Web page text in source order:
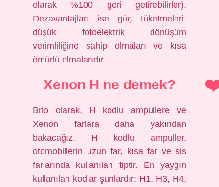
olarak %100 geri getirebilirler).
Dezavantajları ise güç tüketmeleri,
düşük fotoelektrik dönüşüm
verimliliğine sahip olmaları ve kısa
ömürlü olmalarıdır.
Xenon H ne demek?
Brio olarak, H kodlu ampullere ve
Xenon farlara daha yakından
bakacağız. H kodlu ampuller,
otomobillerin uzun far, kısa far ve sis
farlarında kullanılan tiptir. En yaygın
kullanılan kodlar şunlardır: H1, H3, H4,